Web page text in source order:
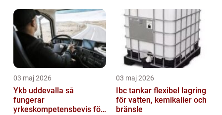
03 maj 2026
Ykb uddevalla så
fungerar
yrkeskompetensbevis för
03 maj 2026
Ibc tankar flexibel lagring
för vatten, kemikalier och
bränsle